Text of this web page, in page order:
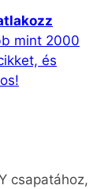
mint 2000
és
csapatához,